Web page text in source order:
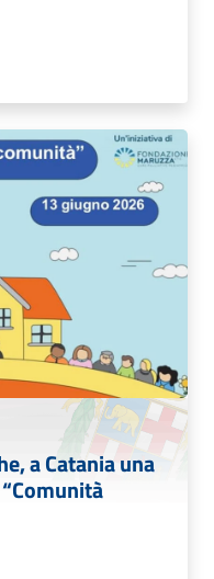
a Catania una